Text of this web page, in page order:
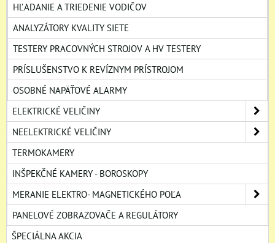
HĽADANIE A TRIEDENIE VODIČOV
ANALYZÁTORY KVALITY SIETE
TESTERY PRACOVNÝCH STROJOV A HV TESTERY
PRÍSLUŠENSTVO K REVÍZNYM PRÍSTROJOM
OSOBNÉ NAPÄŤOVÉ ALARMY
ELEKTRICKÉ VELIČINY
NEELEKTRICKÉ VELIČINY
TERMOKAMERY
INŠPEKČNÉ KAMERY - BOROSKOPY
MERANIE ELEKTRO- MAGNETICKÉHO POĽA
PANELOVÉ ZOBRAZOVAČE A REGULÁTORY
ŠPECIÁLNA AKCIA